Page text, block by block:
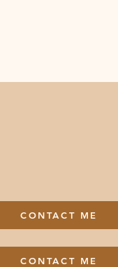
CONTACT ME
CONTACT ME